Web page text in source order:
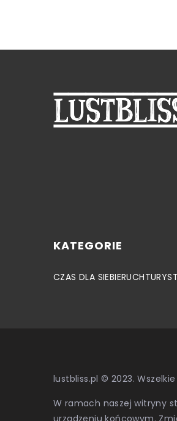
KATEGORIE
CZAS DLA SIEBIERUCH
lustbliss.pl © 2023.
W ramach naszej witryny